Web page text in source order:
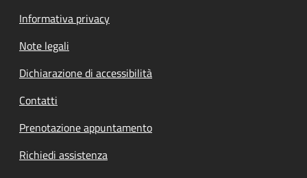
Informativa privacy
Note legali
Dichiarazione di accessibilità
Contatti
Prenotazione appuntamento
Richiedi assistenza